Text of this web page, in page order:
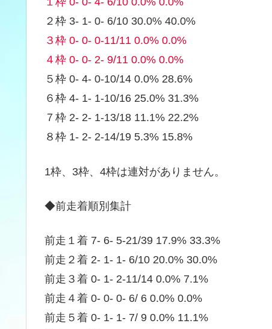
２枠 3- 1- 0- 6/10 30.0% 40.0%
３枠 0- 0- 0-11/11 0.0% 0.0%
４枠 0- 0- 2- 9/11 0.0% 0.0%
５枠 0- 4- 0-10/14 0.0% 28.6%
６枠 4- 1- 1-10/16 25.0% 31.3%
７枠 2- 2- 1-13/18 11.1% 22.2%
８枠 1- 2- 2-14/19 5.3% 15.8%
1枠、3枠、4枠は連対がありません。
◆前走着順別集計
前走１着 7- 6- 5-21/39 17.9% 33.3%
前走２着 2- 1- 1- 6/10 20.0% 30.0%
前走３着 0- 1- 2-11/14 0.0% 7.1%
前走４着 0- 0- 0- 6/ 6 0.0% 0.0%
前走５着 0- 1- 1- 7/ 9 0.0% 11.1%